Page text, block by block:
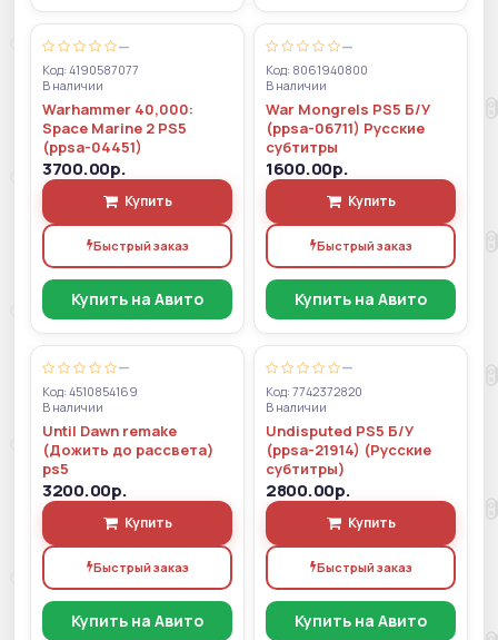
—
Код: 4190587077
В наличии
Warhammer 40,000:
Space Marine 2 PS5
(ppsa-04451)
3700.00р.
Купить
Быстрый заказ
Купить на Авито
—
Код: 8061940800
В наличии
War Mongrels PS5 Б/У
(ppsa-06711) Русские
субтитры
1600.00р.
Купить
Быстрый заказ
Купить на Авито
—
Код: 4510854169
В наличии
Until Dawn remake
(Дожить до рассвета)
ps5
3200.00р.
Купить
Быстрый заказ
Купить на Авито
—
Код: 7742372820
В наличии
Undisputed PS5 Б/У
(ppsa-21914) (Русские
субтитры)
2800.00р.
Купить
Быстрый заказ
Купить на Авито